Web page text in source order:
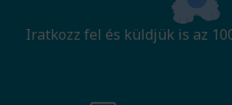
Iratkozz fel és küldjük is az